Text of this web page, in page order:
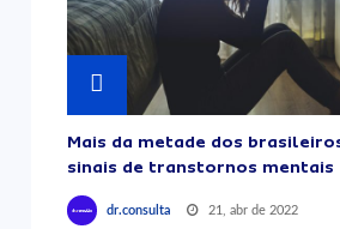
Mais da metade dos
sinais de transtornos mentais
dr.consulta 21, abr de 2022